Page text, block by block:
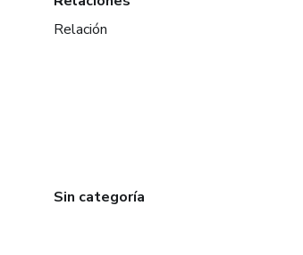
Relación
Sin categoría